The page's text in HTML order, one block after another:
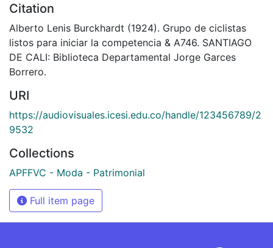
Citation
Alberto Lenis Burckhardt (1924). Grupo de ciclistas
listos para iniciar la competencia & A746. SANTIAGO
DE CALI: Biblioteca Departamental Jorge Garces
Borrero.
URI
https://audiovisuales.icesi.edu.co/handle/123456789/2
9532
Collections
APFFVC - Moda - Patrimonial
Full item page